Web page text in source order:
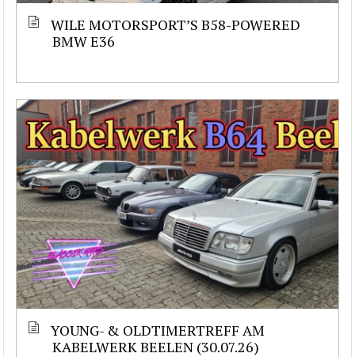
WILE MOTORSPORT’S B58-POWERED
BMW E36
YOUNG- & OLDTIMERTREFF AM
KABELWERK BEELEN (30.07.26)